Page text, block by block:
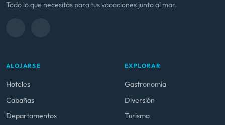
Todo lo que necesitás para tus vacaciones junto al mar.
ALOJARSE
Hoteles
Cabañas
Departamentos
EXPLORAR
Gastronomía
Diversión
Turismo